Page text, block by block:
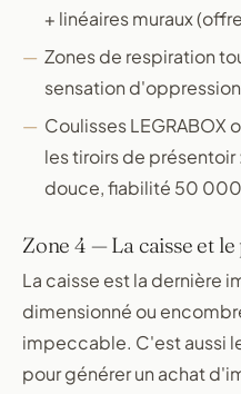
+ linéaires muraux
Zones de respiration
sensation d'oppression
Coulisses LEGRABOX
les tiroirs de
douce, fiabilité 50
Zone 4 — La caisse et
La caisse est la dernière
dimensionné ou
impeccable. C'est aussi
pour générer un achat